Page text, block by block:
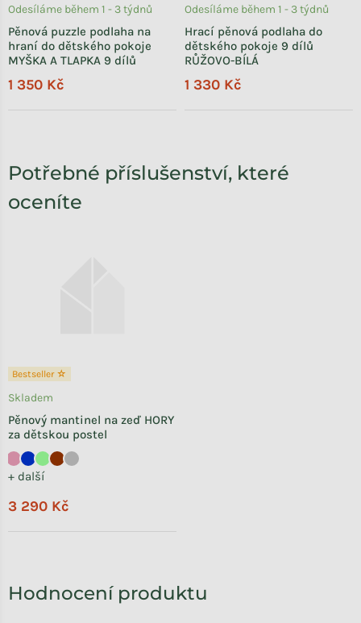
Pěnová puzzle podlaha na
hraní do dětského pokoje
MYŠKA A TLAPKA 9 dílů
Odesíláme během 1 - 3 týdnů
1 350 Kč
Hrací pěnová podlaha do
dětského pokoje 9 dílů
RŮŽOVO-BÍLÁ
Odesíláme během 1 - 3 týdnů
1 330 Kč
Hodnocení produktu
Potřebné příslušenství, které
oceníte
Bestseller ☆
Pěnový mantinel na zeď HORY
za dětskou postel
+ další
Skladem
3 290 Kč